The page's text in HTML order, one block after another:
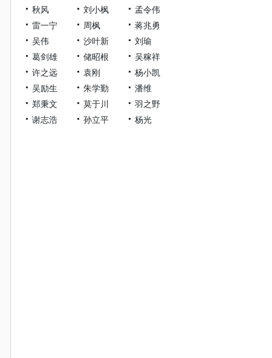
秋风
刘小枫
孟令伟
雷一宁
周枫
蒋兆勇
吴伟
沙叶新
刘瑜
葛剑雄
储昭根
吴稼祥
许之远
袁刚
杨小凯
吴励生
朱学勤
潘维
郑秉文
莫于川
羽之野
谢志浩
孙立平 杨光